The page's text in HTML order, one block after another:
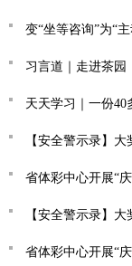
变“坐等咨询”为“
习言道｜走进茶园
天天学习｜一份
【安全警示录】
省体彩中心开展“
【安全警示录】
省体彩中心开展“